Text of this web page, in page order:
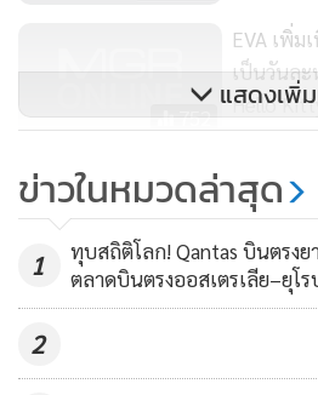
(ข่าวประชาสัมพันธ์) 752
EVA เพิ่ม
เป็นวันล
Hello
1,374
ระดับบริก
ภูเก็ต ด้
แสดงเพิ่
ข่าวในหมวดล่าสุด
1
ทุบสถิติโลก! Qantas บินตรงย
ตลาดบินตรงออสเตรเลีย–ยุโร
2